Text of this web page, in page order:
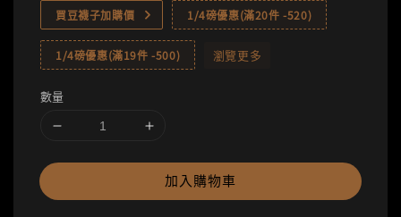
買豆襪子加購價 1/4磅優惠(滿20件 -520)
1/4磅優惠(滿19件 -500) 瀏覽更多
數量
加入購物車